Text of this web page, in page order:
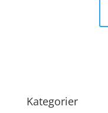
Kategorier